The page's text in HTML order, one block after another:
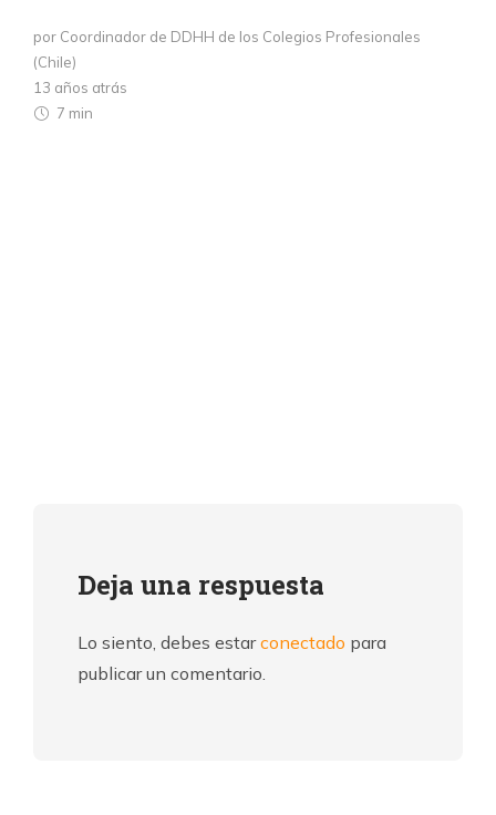
por Coordinador de DDHH de los Colegios Profesionales
(Chile)
13 años atrás
7 min
Deja una respuesta
Lo siento, debes estarconectado para
publicar un comentario.